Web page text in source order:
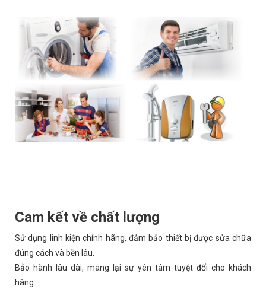
Cam kết về chất lượng
Sử dụng linh kiện chính hãng, đảm bảo thiết bị được sửa chữa
đúng cách và bền lâu.
Bảo hành lâu dài, mang lại sự yên tâm tuyệt đối cho khách
hàng.